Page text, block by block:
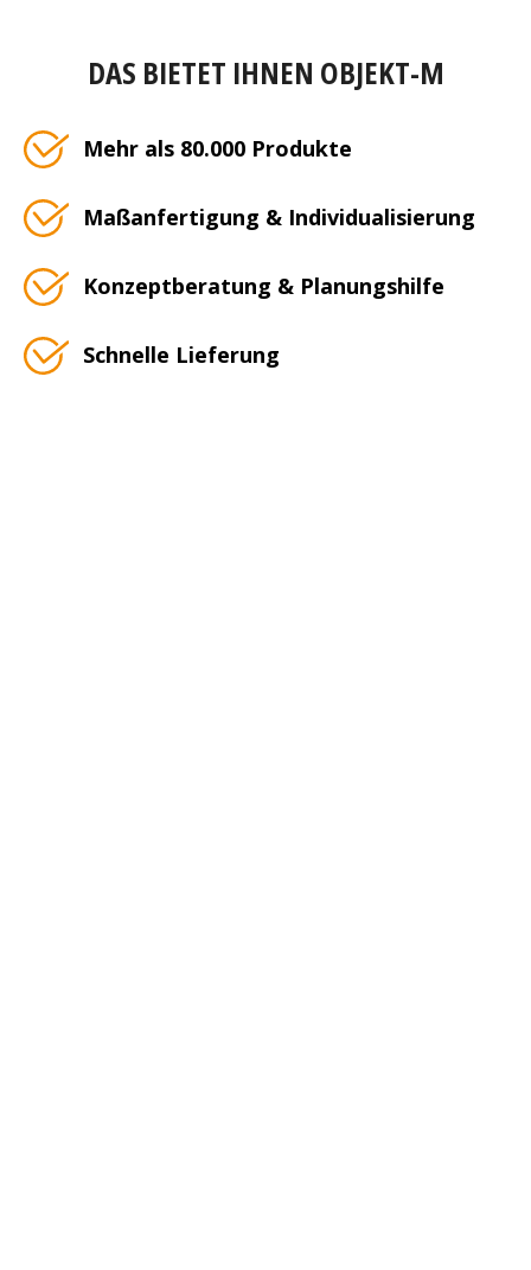
DAS BIETET IHNEN OBJEKT-M
Mehr als 80.000 Produkte
Maßanfertigung & Individualisierung
Konzeptberatung & Planungshilfe
Schnelle Lieferung